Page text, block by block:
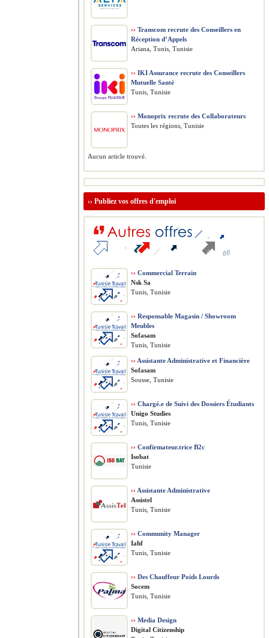
›› Transcom recrute des Conseillers en
Réception d’Appels
Ariana, Tunis, Tunisie
›› IKI Assurance recrute des Conseillers
Mutuelle Santé
Tunis, Tunisie
›› Monoprix recrute des Collaborateurs
Toutes les régions, Tunisie
Aucun article trouvé.
›› Publiez vos offres d'emploi
›› Commercial Terrain
Nsk Sa
Tunis, Tunisie
›› Responsable Magasin / Showroom
Meubles
Sofasam
Tunis, Tunisie
›› Assistante Administrative et Financière
Sofasam
Sousse, Tunisie
›› Chargé.e de Suivi des Dossiers Étudiants
Unigo Studies
Tunis, Tunisie
›› Confirmateur.trice B2c
Isobat
Tunisie
›› Assistante Administrative
Assistel
Tunis, Tunisie
›› Community Manager
Iahf
Tunis, Tunisie
›› Des Chauffeur Poids Lourds
Socem
Tunis, Tunisie
›› Media Design
Digital Citizenship